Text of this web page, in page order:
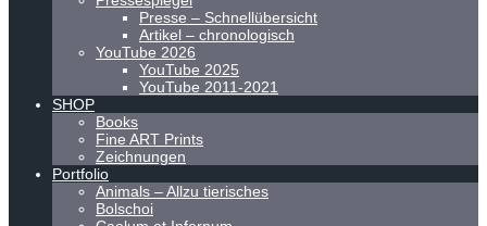
Presse – Schnellübersicht
Artikel – chronologisch
YouTube 2026
YouTube 2025
YouTube 2011-2021
SHOP
Books
Fine ART Prints
Zeichnungen
Portfolio
Animals – Allzu tierisches
Bolschoi